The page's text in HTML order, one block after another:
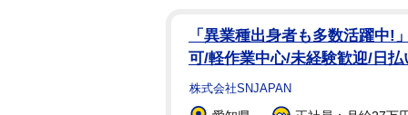
「異業種出身者も多数活躍中!
可/軽作業中心/未経験歓迎/日
株式会社SNJAPAN